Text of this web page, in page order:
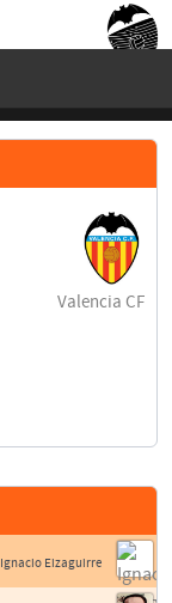
Valencia CF
Ignacio Eizaguirre